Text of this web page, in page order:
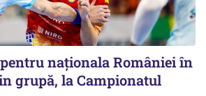
naționala României în
grupă, la Campionatul